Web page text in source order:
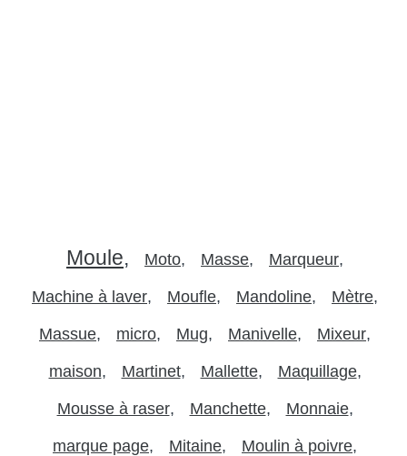
Moule Moto Masse Marqueur
Machine à laver Moufle Mandoline Mètre
Massue micro Mug Manivelle Mixeur
maison Martinet Mallette Maquillage
Mousse à raser Manchette Monnaie
marque page Mitaine Moulin à poivre